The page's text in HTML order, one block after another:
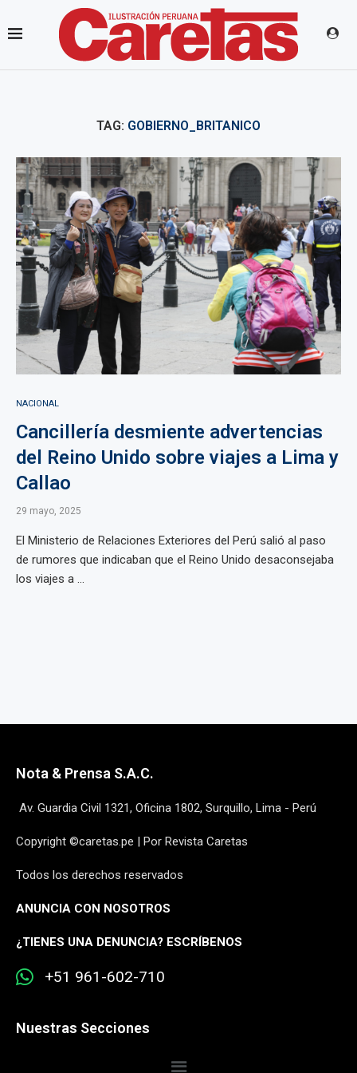
TAG: GOBIERNO_BRITANICO
NACIONAL
Cancillería desmiente advertencias
del Reino Unido sobre viajes a Lima y
Callao
29 mayo, 2025
El Ministerio de Relaciones Exteriores del Perú salió al paso
de rumores que indicaban que el Reino Unido desaconsejaba
los viajes a ...
Nota & Prensa S.A.C.
Av. Guardia Civil 1321, Oficina 1802, Surquillo, Lima - Perú
Copyright ©caretas.pe | Por Revista Caretas
Todos los derechos reservados
ANUNCIA CON NOSOTROS
¿TIENES UNA DENUNCIA? ESCRÍBENOS
+51 961-602-710
Nuestras Secciones